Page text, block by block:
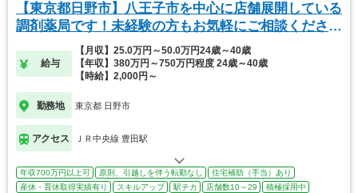
【東京都日野市】八王子市を中心に店舗展開している
調剤薬局です！未経験の方もお気軽にご相談ください
給与
【月収】25.0万円～50.0万円24歳～40歳
【年収】380万円～750万円程度 24歳～40歳
【時給】2,000円～
勤務地 東京都 日野市
アクセス ＪＲ中央線 豊田駅
年収700万円以上可 原則、引越しを伴う転勤なし
住宅補助（手当）あり
産休・育休取得実績有り
スキルアップ 駅チカ 店舗数10～29
積極採用中